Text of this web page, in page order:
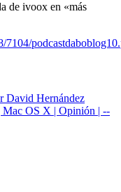
de ivoox en «más
7104/
David Hernández
OS X | Opinión | --